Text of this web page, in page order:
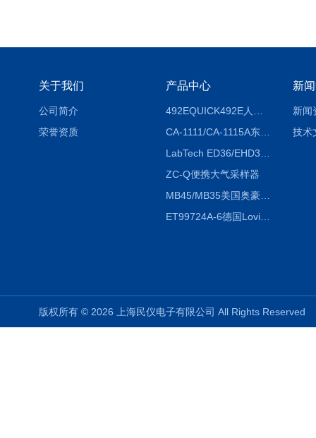
关于我们
公司简介
荣誉资质
产品中心
CA-1111/CA-1115A东京理化EYELA CA-1111/CA-1115A冷却水循环装置
ZC-Q便携大气采样器
MB45/MB35美国奥豪斯OHAUS MB45/MB35卤素红外水分测定仪
ET99724A-6德国Lovibond ET99724A-6微电脑BOD测定仪
新
新闻
技术
版权所有 © 2026 上海民仪电子有限公司 All Rights